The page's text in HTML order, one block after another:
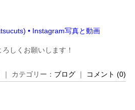
• Instagram写真と動画
しくお願いします！
カテゴリー： ブログ ｜ コメント (0)